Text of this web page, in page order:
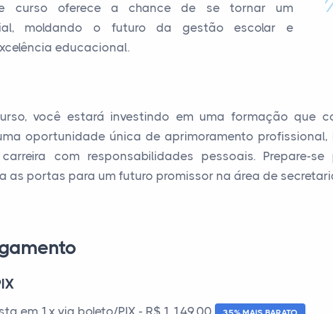
curso oferece a chance de se tornar um
moldando o futuro da gestão escolar e
educacional.
você estará investindo em uma formação que
oportunidade única de aprimoramento
com responsabilidades pessoais. Prepare-
as portas para um futuro promissor na área de
em 1x via boleto/PIX - R$ 1.149,00